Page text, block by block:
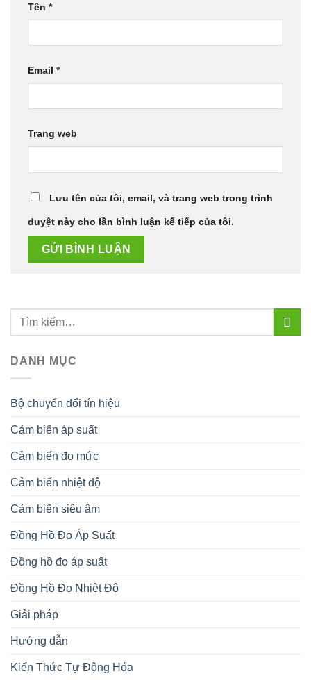
Tên *
Email *
Trang web
Lưu tên của tôi, email, và trang web trong trình
duyệt này cho lần bình luận kế tiếp của tôi.
DANH MỤC
Bộ chuyển đổi tín hiệu
Cảm biến áp suất
Cảm biến đo mức
Cảm biến nhiệt độ
Cảm biến siêu âm
Đồng Hồ Đo Áp Suất
Đồng hồ đo áp suất
Đồng Hồ Đo Nhiệt Độ
Giải pháp
Hướng dẫn
Kiến Thức Tự Động Hóa